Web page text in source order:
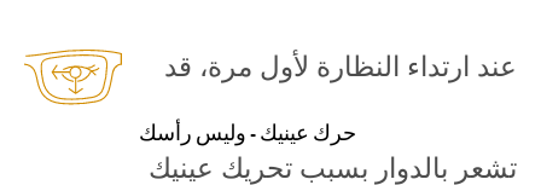
حرك عينيك - وليس رأسك
عند ارتداء النظارة لأول مرة، قد
تشعر بالدوار بسبب تحريك عينيك